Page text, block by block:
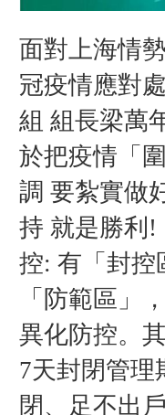
面對上海情
冠疫情應對
組 組長梁萬
於把疫情「
調 要紮實做
持 就是勝利!
控: 有「封控
「防範區」
異化防控。
7天封閉管理
閉、足不出